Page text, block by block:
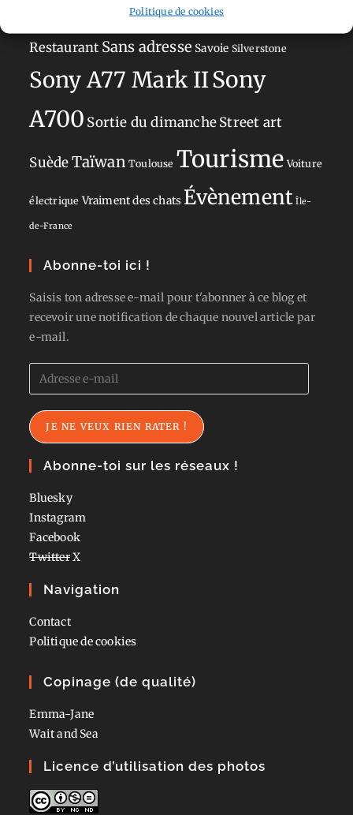
Politique de cookies
ParisPays-BasPays Basque
Restaurant Sans adresse Savoie Silverstone
Sony A77 Mark IISony
A700 Sortie du dimancheStreet art
SuèdeTaïwan Toulouse Tourisme Voiture
électrique Vraiment des chats Évènement Île-
de-France
Abonne-toi ici !
Saisis ton adresse e-mail pour t'abonner à ce blog et
recevoir une notification de chaque nouvel article par
e-mail.
Adresse
e-
mail
JE NE VEUX RIEN RATER !
Abonne-toi sur les réseaux !
Bluesky
Instagram
Facebook
TwitterX
Navigation
Contact
Politique de cookies
Copinage (de qualité)
Emma-Jane
Wait and Sea
Licence d’utilisation des photos